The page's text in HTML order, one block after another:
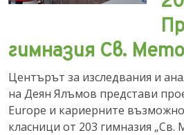
гимназия Св.
Центърът за изследвания и
на Деян Ялъмов представи
Europe и кариерните
класници от 203 гимназия „Св.